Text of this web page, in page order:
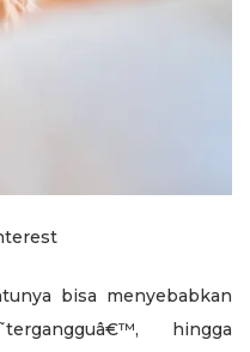
bisa menyebabkan
hingga